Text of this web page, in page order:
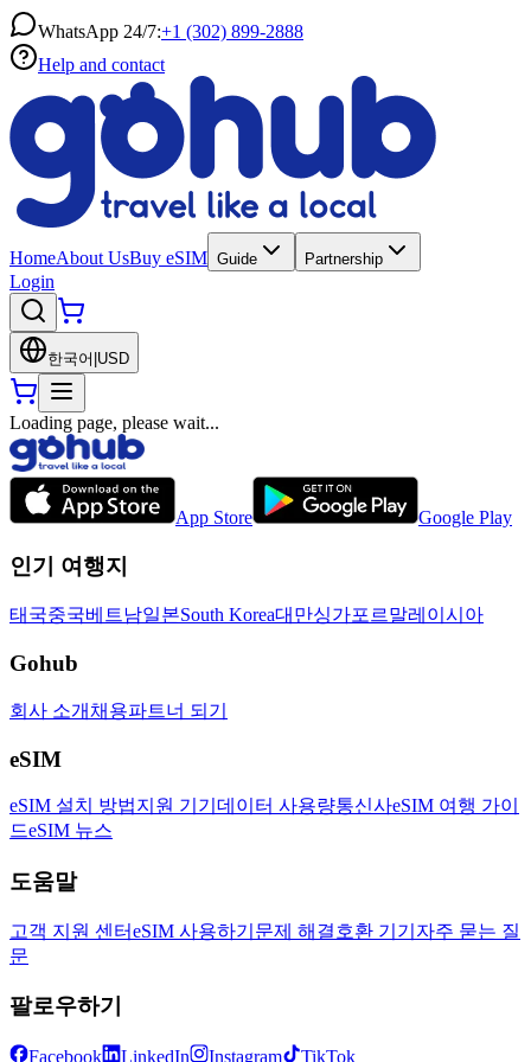
WhatsApp 24/7:+1 (302) 899-2888
Help and contact
HomeAbout UsBuy eSIM Guide Partnership
Login
한국어 USD
Loading page, please wait...
App Store Google Play
인기 여행지
태국중국베트남일본South Korea대만싱가포르말레이시아
Gohub
회사 소개 채용파트너 되기
eSIM
eSIM 설치 방법지원 기기 데이터 사용량통신사eSIM 여행 가이
드eSIM 뉴스
도움말
고객 지원 센터eSIM 사용하기 문제 해결호환 기기 자주 묻는 질
문
팔로우하기
Facebook LinkedIn Instagram TikTok